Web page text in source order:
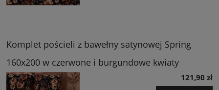
Komplet pościeli z bawełny satynowej Spring
160x200 w czerwone i burgundowe kwiaty
121,90 zł